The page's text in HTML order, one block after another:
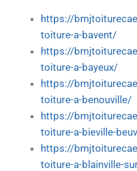
https://
toiture-a-bavent/
https://
toiture-a-bayeux/
https://
toiture-a-benouville/
https://
toiture-a-bieville-
https://
toiture-a-blainville-